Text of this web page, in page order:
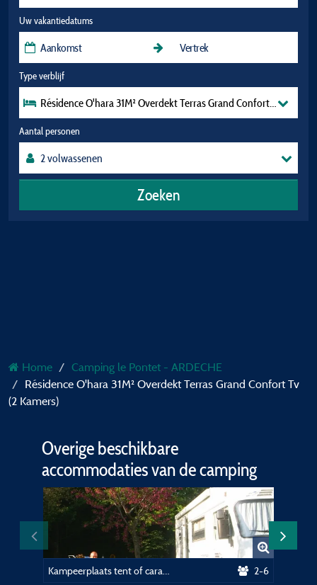
Uw vakantiedatums
Type verblijf
Résidence O'hara 31M² Overdekt Terras Grand Confort Tv (2
Aantal personen
Zoeken
Home
Camping le Pontet - ARDECHE
Résidence O'hara 31M² Overdekt Terras Grand Confort Tv
(2 Kamers)
Overige beschikbare
accommodaties van de camping
2-6